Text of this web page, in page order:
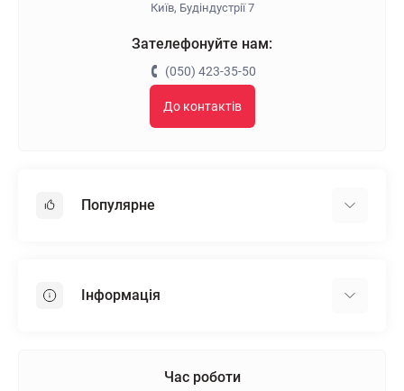
Київ, Будіндустрії 7
Зателефонуйте нам:
(050) 423-35-50
До контактів
Популярне
Пінопласт
Інформація
Час роботи